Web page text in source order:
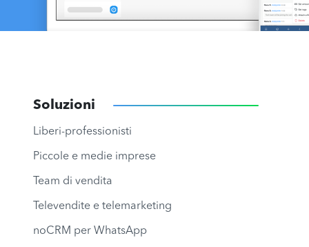
Soluzioni
Liberi-professionisti
Piccole e medie imprese
Team di vendita
Televendite e telemarketing
noCRM per WhatsApp